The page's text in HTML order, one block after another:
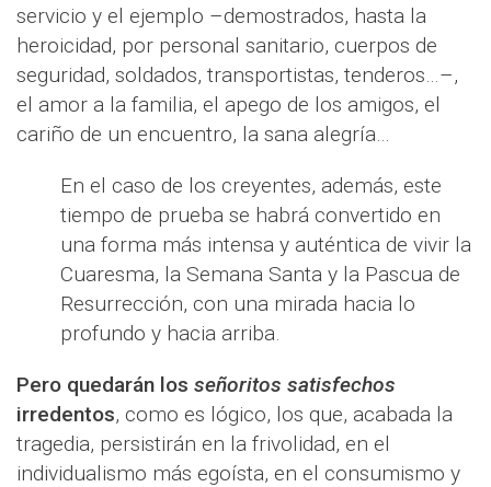
servicio y el ejemplo –demostrados, hasta la
heroicidad, por personal sanitario, cuerpos de
seguridad, soldados, transportistas, tenderos…–,
el amor a la familia, el apego de los amigos, el
cariño de un encuentro, la sana alegría…
En el caso de los creyentes, además, este
tiempo de prueba se habrá convertido en
una forma más intensa y auténtica de vivir la
Cuaresma, la Semana Santa y la Pascua de
Resurrección, con una mirada hacia lo
profundo y hacia arriba.
Pero quedarán los señoritos satisfechos
irredentos, como es lógico, los que, acabada la
tragedia, persistirán en la frivolidad, en el
individualismo más egoísta, en el consumismo y